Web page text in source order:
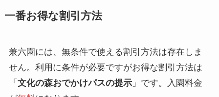
一番お得な割引方法
兼六園には、無条件で使える割引方法は存在しま
せん。利用に条件が必要ですがお得な割引方法は
「 文化の森おでかけパスの提示」です。入園料金